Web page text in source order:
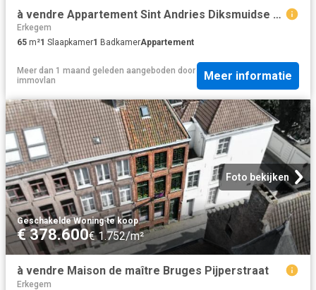
à vendre Appartement Sint Andries Diksmuidse Heerweg
Erkegem
65 m²1 Slaapkamer1 BadkamerAppartement
Meer dan 1 maand geleden aangeboden door
immovlan
Meer informatie
Foto bekijken
Geschakelde Woning·te koop
€ 378.600€ 1.752/m²
à vendre Maison de maître Bruges Pijperstraat
Erkegem